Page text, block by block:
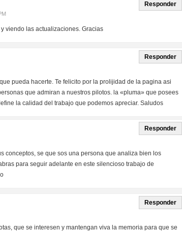
Responder
viendo las actualizaciones. Gracias
Responder
pueda hacerte. Te felicito por la prolijidad de la pagina asi
que admiran a nuestros pilotos. la «pluma» que posees
la calidad del trabajo que podemos apreciar. Saludos
Responder
conceptos, se que sos una persona que analiza bien los
para seguir adelante en este silencioso trabajo de
Responder
que se interesen y mantengan viva la memoria para que se